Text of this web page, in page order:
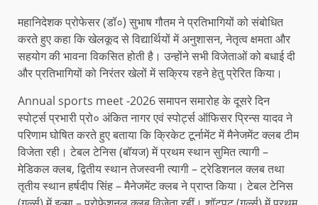
महानिदेशक प्रोफेसर (डॉ०) सुभाष गौतम ने प्रतिभागियों को संबोधित
करते हुए कहा कि खेलकूद से विद्यार्थियों में अनुशासन, नेतृत्व क्षमता और
सहयोग की भावना विकसित होती है। उन्होंने सभी विजेताओं को बधाई दी
और प्रतिभागियों को निरंतर खेलों में सक्रिय रहने हेतु प्रेरित किया।
Annual sports meet -2026 समापन समारोह के दूसरे दिन
स्पोर्ट्स प्रभारी प्रो० अंकित नागर एवं स्पोर्ट्स ऑफिसर प्रिन्स यादव ने
परिणाम घोषित करते हुए बताया कि क्रिकेट टूर्नामेंट में मैनेजमेंट क्लब टीम
विजेता रही। टेबल टेनिस (बॉयज) में प्रथम स्थान सुमित त्यागी –
मेडिकल क्लब, द्वितीय स्थान तेजस्वनी त्यागी – ट्रेडिशनल क्लब तथा
तृतीय स्थान हर्षदीप सिंह – मैनेजमेंट क्लब ने प्राप्त किया। टेबल टेनिस